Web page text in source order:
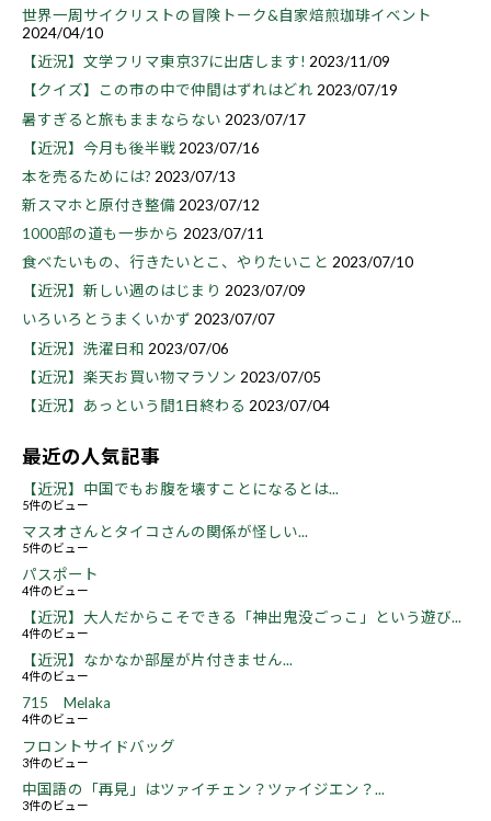
世界一周サイクリストの冒険トーク&自家焙煎珈琲イベント
2024/04/10
【近況】文学フリマ東京37に出店します! 2023/11/09
【クイズ】この市の中で仲間はずれはどれ 2023/07/19
暑すぎると旅もままならない 2023/07/17
【近況】今月も後半戦 2023/07/16
本を売るためには? 2023/07/13
新スマホと原付き整備 2023/07/12
1000部の道も一歩から 2023/07/11
食べたいもの、行きたいとこ、やりたいこと 2023/07/10
【近況】新しい週のはじまり 2023/07/09
いろいろとうまくいかず 2023/07/07
【近況】洗濯日和 2023/07/06
【近況】楽天お買い物マラソン 2023/07/05
【近況】あっという間1日終わる 2023/07/04
最近の人気記事
【近況】中国でもお腹を壊すことになるとは...
5件のビュー
マスオさんとタイコさんの関係が怪しい...
5件のビュー
パスポート
4件のビュー
【近況】大人だからこそできる「神出鬼没ごっこ」という遊び...
4件のビュー
【近況】なかなか部屋が片付きません...
4件のビュー
715 Melaka
4件のビュー
フロントサイドバッグ
3件のビュー
中国語の「再見」はツァイチェン？ツァイジエン？...
3件のビュー